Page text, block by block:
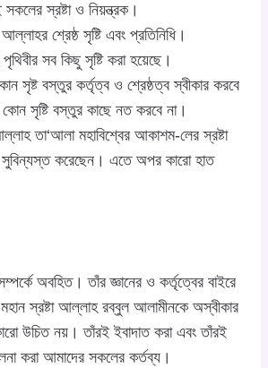
স্রষ্টা ও নিয়ন্ত্রক।
শ্রেষ্ঠ সৃষ্টি এবং প্রতিনিধি।
সব কিছু সৃষ্টি করা হয়েছে।
সৃষ্ট বস্তুর কর্তৃত্ব ও শ্রেষ্ঠত্ব স্বীকার করবে
কোন সৃষ্টি বস্তুর কাছে নত করবে না।
তা‘আলা মহাবিশ্বের আকাশম-লের স্রষ্টা
সুবিন্যস্ত করেছেন। এতে অপর কারো হাত
অবহিত। তাঁর জ্ঞানের ও কর্তৃত্বের বাইরে
স্রষ্টা আল্লাহ রব্বুল আলামীনকে অস্বীকার
উচিত নয়। তাঁরই ইবাদাত করা এবং তাঁরই
করা আমাদের সকলের কর্তব্য।